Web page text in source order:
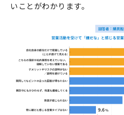
いことがわかります。